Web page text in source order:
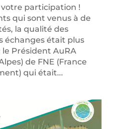
votre participation !
qui sont venus à de
la qualité des
échanges était plus
le Président AuRA
de FNE (France
qui était...